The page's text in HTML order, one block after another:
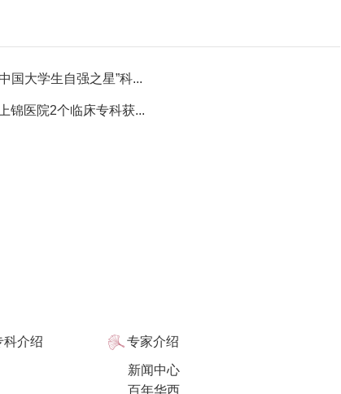
国大学生自强之星”科...
锦医院2个临床专科获...
科介绍 专家介绍
新闻中心
百年华西